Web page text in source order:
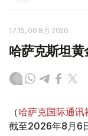
17:15, 06 8月 2026
哈萨克斯坦
（哈萨克国际通讯
截至2026年8月6